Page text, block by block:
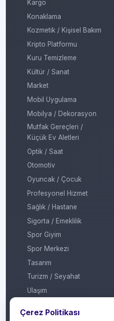
Kargo
Konaklama
Kozmetik / Kişisel Bakım
Kripto Platformu
Kuru Temizleme
Kültür / Sanat
Market
Mobil Uygulama
Mobilya / Dekorasyon
Mutfak Gereçleri /
Küçük Ev Aletleri
Optik / Saat
Otomotiv
Oyuncak / Çocuk
Profesyonel Hizmet
Sağlık / Hastane
Sigorta / Emeklilik
Spor Giyim
Spor Merkezi
Tasarım
Turizm / Seyahat
Ulaşım
Çerez Politikası